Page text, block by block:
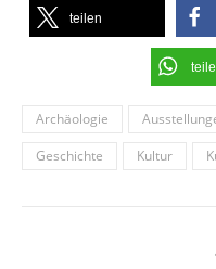
teilen
Archäologie
Geschichte
Kultur